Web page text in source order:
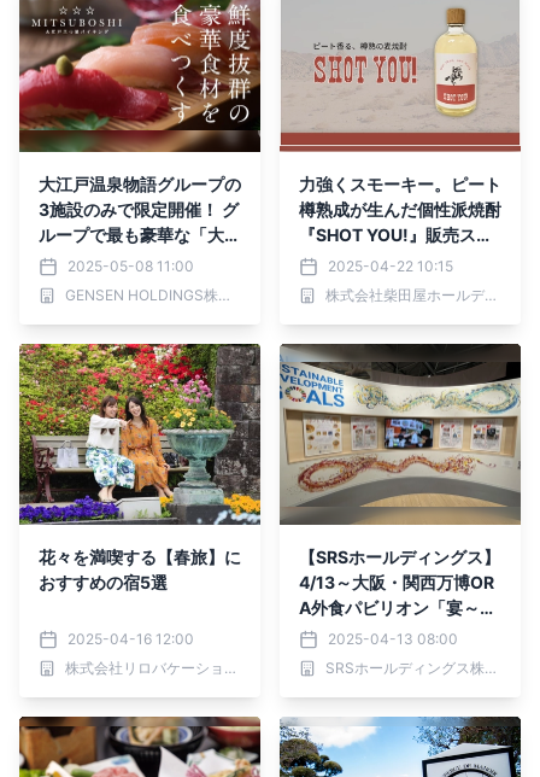
大江戸温泉物語グループの
3施設のみで限定開催！ グ
ループで最も豪華な「大江
戸三つ星バイキング」
2025-05-08 11:00
GENSEN HOLDINGS株式会社
力強くスモーキー。ピート
樽熟成が生んだ個性派焼酎
『SHOT YOU!』販売スタ
ート2025-04-22 10:15
株式会社柴田屋ホールディングス
花々を満喫する【春旅】に
おすすめの宿5選
2025-04-16 12:00
株式会社リロバケーションズ
【SRSホールディングス】
4/13～大阪・関西万博OR
A外食パビリオン「宴～UT
AGE～」にてサステナビ
リティの取り組みを展示
2025-04-13 08:00
SRSホールディングス株式会社